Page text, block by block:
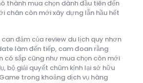
thành mua chọn dành đầu tiên đến
chân còn mới xây dựng lẫn hầu hết
đảm của review du lịch quy nhơn
làm đến tiếp, cam đoan rằng
có sắp cũng như mua chọn còn mới
bộ giải quyết chũm kỉnh lại sở hữu
trong khoảng dịch vụ hàng